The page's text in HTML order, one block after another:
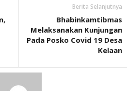
Berita Selanjutnya
Bhabinkamtibmas
Melaksanakan Kunjungan
Pada Posko Covid 19 Desa
Kelaan